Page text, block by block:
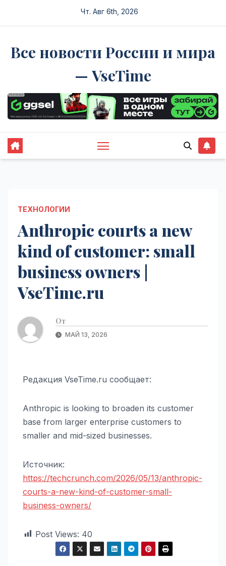
Чт. Авг 6th, 2026
Все новости России и мира
— VseTime
ТЕХНОЛОГИИ
Anthropic courts a new
kind of customer: small
business owners |
VseTime.ru
От
МАЙ 13, 2026
Редакция VseTime.ru сообщает:
Anthropic is looking to broaden its customer
base from larger enterprise customers to
smaller and mid-sized businesses.
Источник:
https://techcrunch.com/2026/05/13/anthropic-
courts-a-new-kind-of-customer-small-
business-owners/
Post Views: 40